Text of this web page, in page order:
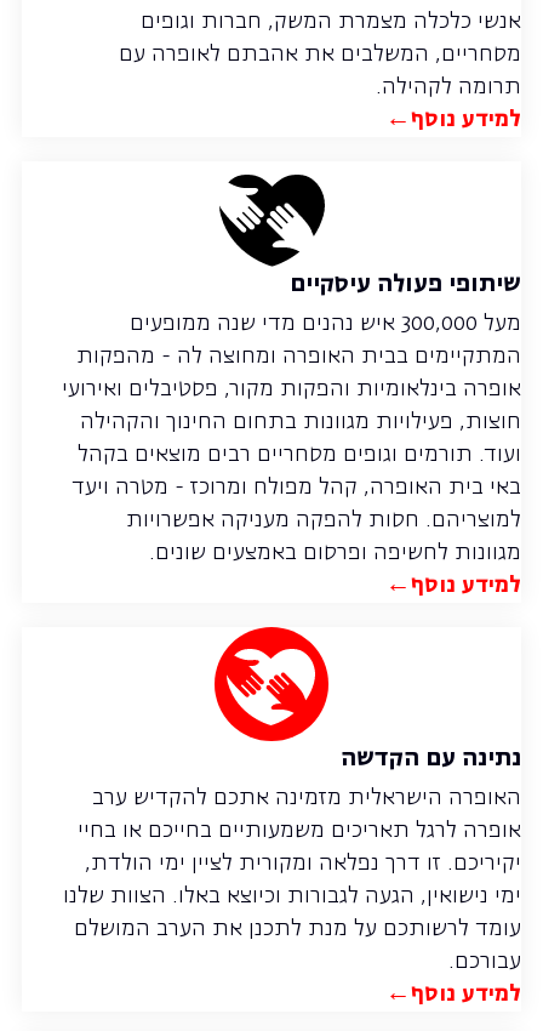
אנשי כלכלה מצמרת המשק, חברות וגופים
מסחריים, המשלבים את אהבתם לאופרה עם
תרומה לקהילה.
למידע נוסף←
שיתופי פעולה עיסקיים
מעל 300,000 איש נהנים מדי שנה ממופעים
המתקיימים בבית האופרה ומחוצה לה - מהפקות
אופרה בינלאומיות והפקות מקור, פסטיבלים ואירועי
חוצות, פעילויות מגוונות בתחום החינוך והקהילה
ועוד. תורמים וגופים מסחריים רבים מוצאים בקהל
באי בית האופרה, קהל מפולח ומרוכז - מטרה ויעד
למוצריהם. חסות להפקה מעניקה אפשרויות
מגוונות לחשיפה ופרסום באמצעים שונים.
למידע נוסף←
נתינה עם הקדשה
האופרה הישראלית מזמינה אתכם להקדיש ערב
אופרה לרגל תאריכים משמעותיים בחייכם או בחיי
יקיריכם. זו דרך נפלאה ומקורית לציין ימי הולדת,
ימי נישואין, הגעה לגבורות וכיוצא באלו. הצוות שלנו
עומד לרשותכם על מנת לתכנן את הערב המושלם
עבורכם.
למידע נוסף←